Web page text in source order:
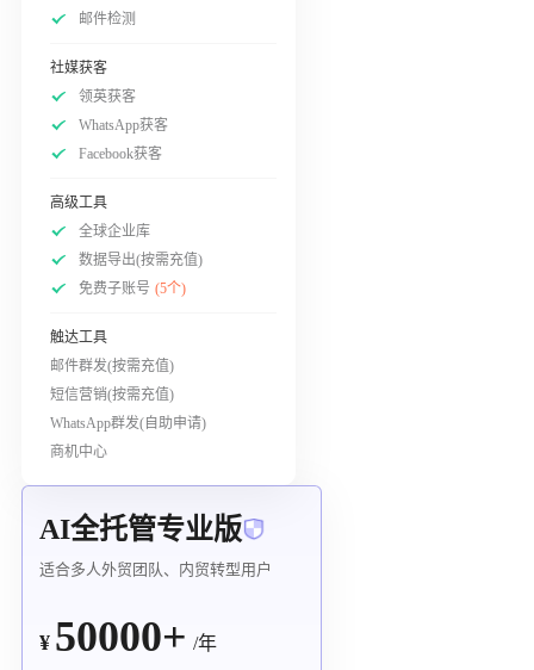
邮件检测
社媒获客
领英获客
WhatsApp获客
Facebook获客
高级工具
全球企业库
数据导出(按需充值)
免费子账号 (5个)
触达工具
邮件群发(按需充值)
短信营销(按需充值)
WhatsApp群发(自助申请)
商机中心
AI全托管专业版
适合多人外贸团队、内贸转型用户
¥ 50000+ /年